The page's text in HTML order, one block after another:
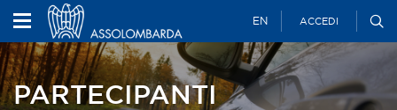
EN ACCEDI
PARTECIPANTI